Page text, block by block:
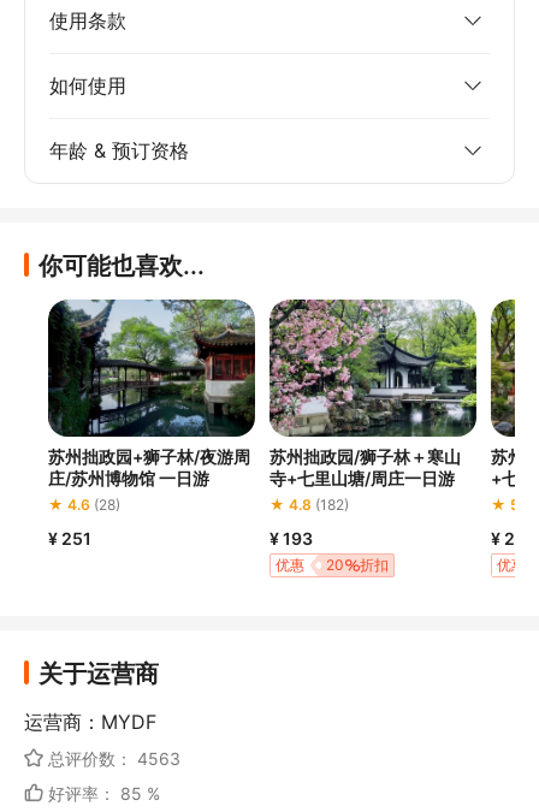
使用条款
如何使用
年龄 & 预订资格
你可能也喜欢...
苏州拙政园+狮子林/夜游周
庄/苏州博物馆 一日游
★ 4.6 (28)
¥ 251
苏州拙政园/狮子林＋寒山
寺+七里山塘/周庄一日游
★ 4.8 (182)
¥ 193
20 折扣
优惠
苏州
+七
丘任
★ 5.0
¥ 210
优惠
关于运营商
运营商：MYDF
总评价数： 4563
好评率： 85 %